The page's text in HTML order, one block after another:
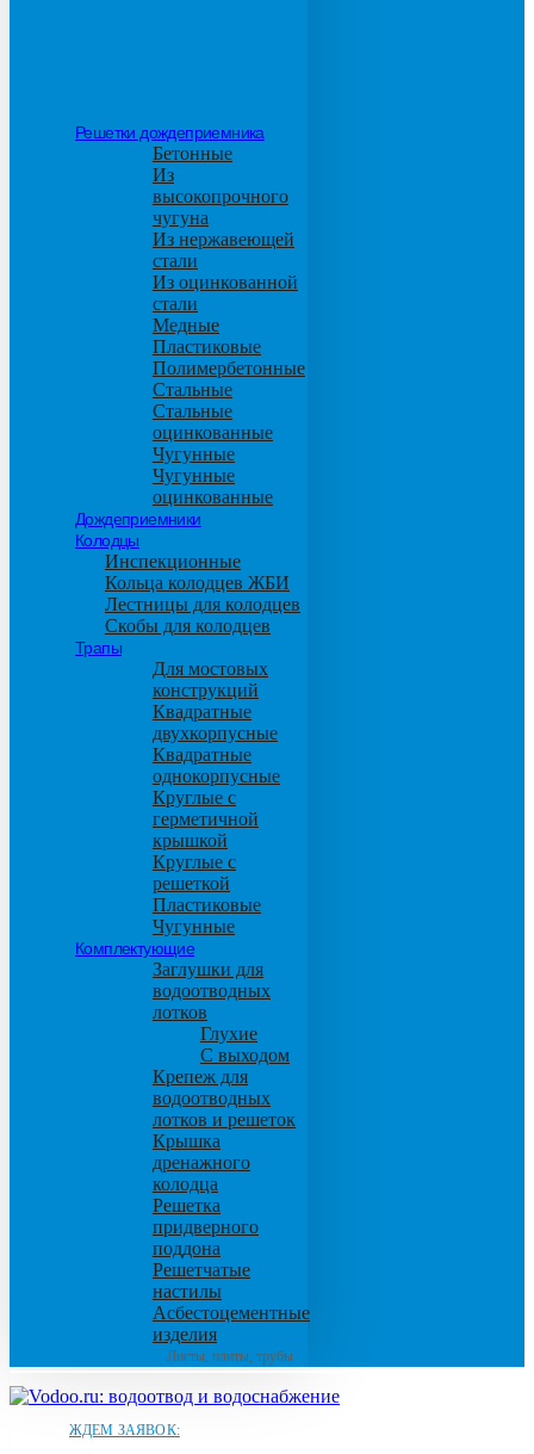
Решетки дождеприемника
Бетонные
Из
высокопрочного
чугуна
Из нержавеющей
стали
Из оцинкованной
стали
Медные
Пластиковые
Полимербетонные
Стальные
Стальные
оцинкованные
Чугунные
Чугунные
оцинкованные
Дождеприемники
Колодцы
Инспекционные
Кольца колодцев ЖБИ
Лестницы для колодцев
Скобы для колодцев
Трапы
Для мостовых
конструкций
Квадратные
двухкорпусные
Квадратные
однокорпусные
Круглые с
герметичной
крышкой
Круглые с
решеткой
Пластиковые
Чугунные
Комплектующие
Заглушки для
водоотводных
лотков
Глухие
С выходом
Крепеж для
водоотводных
лотков и решеток
Крышка
дренажного
колодца
Решетка
придверного
поддона
Решетчатые
настилы
Асбестоцементные
изделия
Листы, плиты, трубы
ЖДЕМ ЗАЯВОК: